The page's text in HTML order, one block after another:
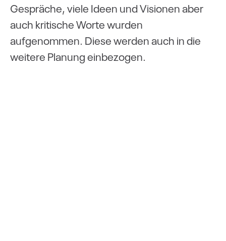
Gespräche, viele Ideen und Visionen aber
auch kritische Worte wurden
aufgenommen. Diese werden auch in die
weitere Planung einbezogen.